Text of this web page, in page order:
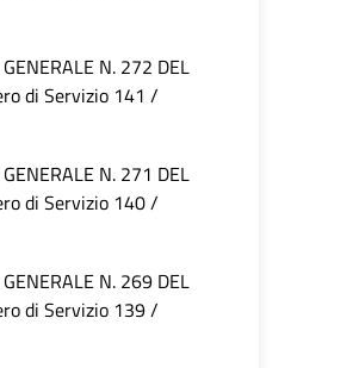
N. 272 DEL
di Servizio 141 /
N. 271 DEL
di Servizio 140 /
N. 269 DEL
di Servizio 139 /